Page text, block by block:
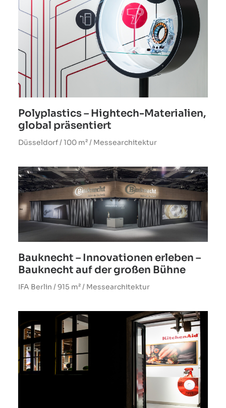
Polyplastics – Hightech-Materialien,
global präsentiert
Düsseldorf / 100 m² / Messearchitektur
Bauknecht – Innovationen erleben –
Bauknecht auf der großen Bühne
IFA Berlin / 915 m² / Messearchitektur